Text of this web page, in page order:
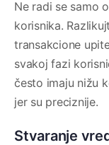
Ne radi se samo
korisnika.
transakcione
svakoj fazi
često imaju nižu
jer su preciznije.
Stvaranje